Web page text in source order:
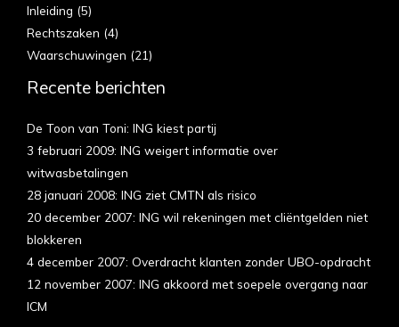
Inleiding (5)
Rechtszaken (4)
Waarschuwingen (21)
Recente berichten
De Toon van Toni: ING kiest partij
3 februari 2009: ING weigert informatie over
witwasbetalingen
28 januari 2008: ING ziet CMTN als risico
20 december 2007: ING wil rekeningen met cliëntgelden niet
blokkeren
4 december 2007: Overdracht klanten zonder UBO-opdracht
12 november 2007: ING akkoord met soepele overgang naar
ICM